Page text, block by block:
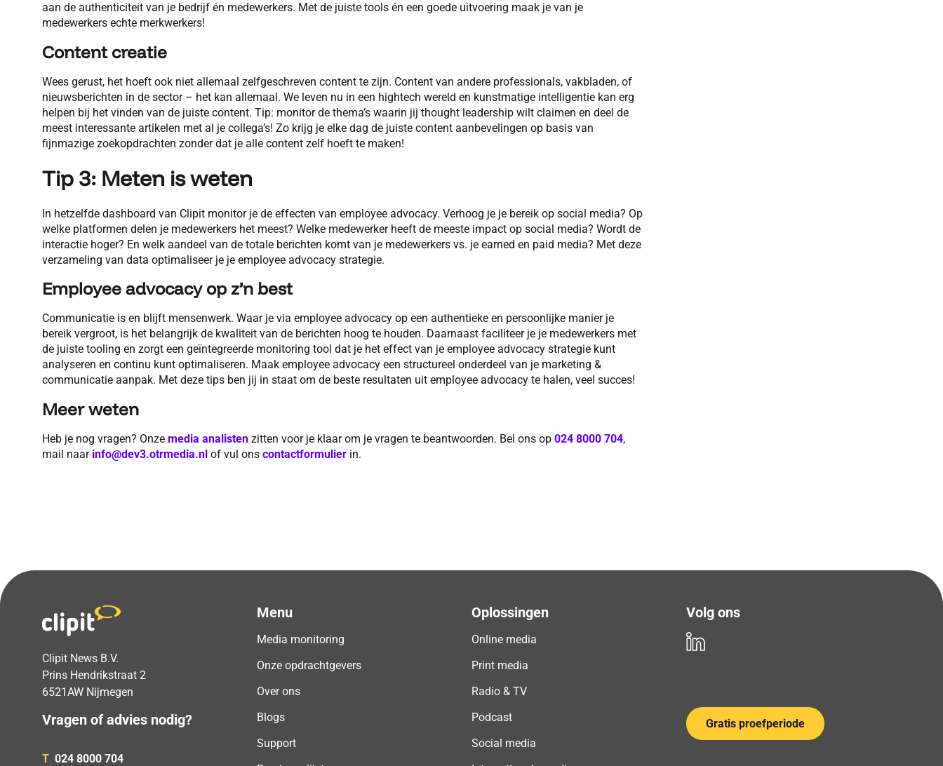
aan de authenticiteit van je bedrijf én medewerkers. Met de juiste tools én een goede uitvoering maak je van je
medewerkers echte merkwerkers!
Content creatie
Wees gerust, het hoeft ook niet allemaal zelfgeschreven content te zijn. Content van andere professionals, vakbladen, of
nieuwsberichten in de sector – het kan allemaal. We leven nu in een hightech wereld en kunstmatige intelligentie kan erg
helpen bij het vinden van de juiste content. Tip: monitor de thema’s waarin jij thought leadership wilt claimen en deel de
meest interessante artikelen met al je collega’s! Zo krijg je elke dag de juiste content aanbevelingen op basis van
fijnmazige zoekopdrachten zonder dat je alle content zelf hoeft te maken!
Tip 3: Meten is weten
In hetzelfde dashboard van Clipit monitor je de effecten van employee advocacy. Verhoog je je bereik op social media? Op
welke platformen delen je medewerkers het meest? Welke medewerker heeft de meeste impact op social media? Wordt de
interactie hoger? En welk aandeel van de totale berichten komt van je medewerkers vs. je earned en paid media? Met deze
verzameling van data optimaliseer je je employee advocacy strategie.
Employee advocacy op z’n best
Communicatie is en blijft mensenwerk. Waar je via employee advocacy op een authentieke en persoonlijke manier je
bereik vergroot, is het belangrijk de kwaliteit van de berichten hoog te houden. Daarnaast faciliteer je je medewerkers met
de juiste tooling en zorgt een geïntegreerde monitoring tool dat je het effect van je employee advocacy strategie kunt
analyseren en continu kunt optimaliseren. Maak employee advocacy een structureel onderdeel van je marketing &
communicatie aanpak. Met deze tips ben jij in staat om de beste resultaten uit employee advocacy te halen, veel succes!
Meer weten
Heb je nog vragen? Onze media analisten zitten voor je klaar om je vragen te beantwoorden. Bel ons op 024 8000 704,
mail naar info@dev3.otrmedia.nl of vul ons contactformulier in.
Clipit News B.V.
Prins Hendrikstraat 2
6521AW Nijmegen
Vragen of advies nodig?
T 024 8000 704
Menu
Media monitoring
Onze opdrachtgevers
Over ons
Blogs
Support
Oplossingen
Online media
Print media
Radio & TV
Podcast
Social media
Volg ons
Gratis proefperiode